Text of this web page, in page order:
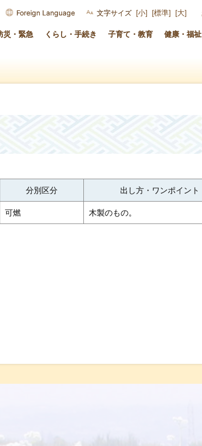
Foreign Language 文字サイズ [小] [標準] [大]
災・緊急 くらし・手続き 子育て・教育 健康・福祉
分別区分 出し方・ワンポイント
可燃 木製のもの。